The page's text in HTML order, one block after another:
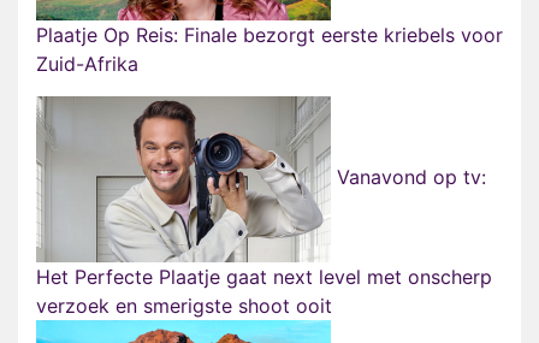
Plaatje Op Reis: Finale bezorgt eerste kriebels voor
Zuid-Afrika
Vanavond op tv:
Het Perfecte Plaatje gaat next level met onscherp
verzoek en smerigste shoot ooit